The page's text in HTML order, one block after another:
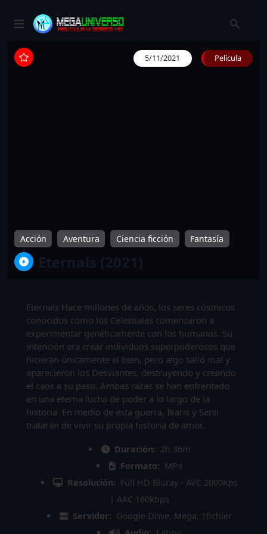
5/11/2021 Película
Acción Aventura Ciencia ficción Fantasía
Eternals (2021)
Eternals Hace millones de años, los seres cósmicos
conocidos como los Celestiales comenzaron a
experimentar genéticamente con los humanos. Su
intención era crear individuos superpoderosos que
hicieran únicamente el bien, pero algo salió mal y
aparecieron los Desviantes, destruyendo y creando
el caos a su paso. Ambas razas se han enfrentado
en una eterna lucha de poder a lo largo de la
historia. En medio de esta guerra, Ikaris y Sersi
tratarán de vivir su propia historia de amor.
Duración: 2h 36m
Formato: MP4
Resolución: Full HD Bluray - AVC 2000Kps
| AAC 160kbps
Servidor: Google Drive, Mega, 1fichier